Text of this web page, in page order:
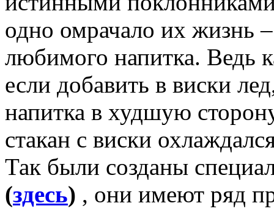
одно омрачало их жизнь
любимого напитка. Ведь
если добавить в виски
напитка в худшую
стакан с виски
Так были созданы
(здесь) , они имеют ряд